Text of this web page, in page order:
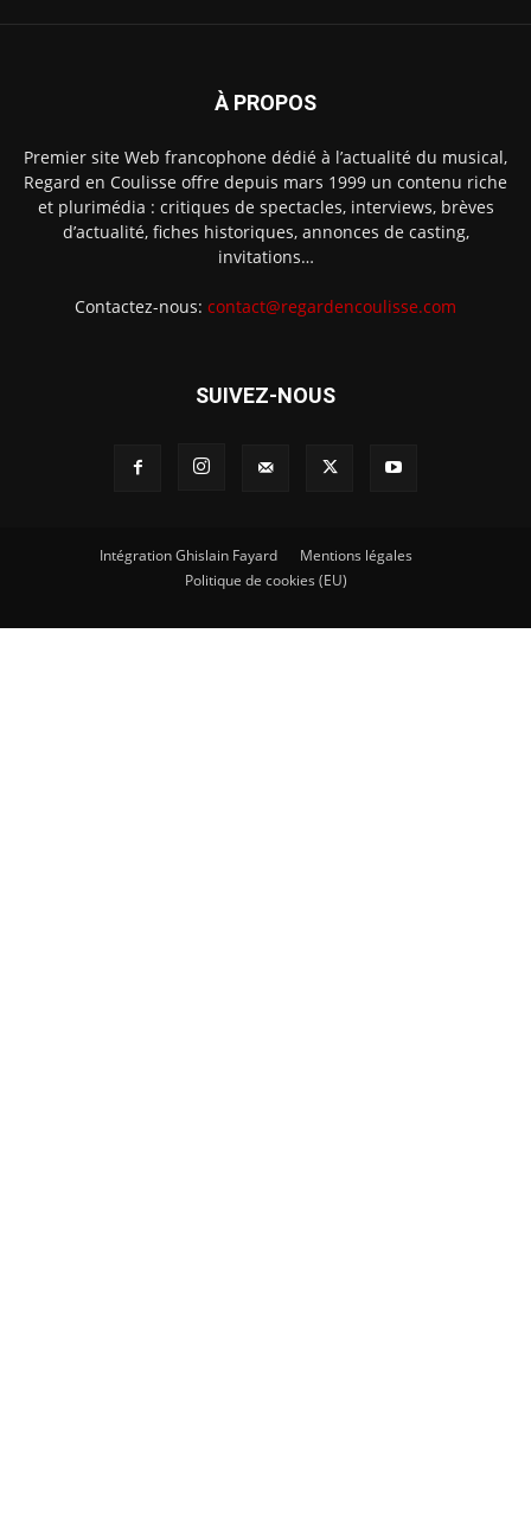
À PROPOS
Premier site Web francophone dédié à l’actualité du musical,
Regard en Coulisse offre depuis mars 1999 un contenu riche
et plurimédia : critiques de spectacles, interviews, brèves
d’actualité, fiches historiques, annonces de casting,
invitations…
Contactez-nous: contact@regardencoulisse.com
SUIVEZ-NOUS
Intégration Ghislain Fayard
Mentions légales
Politique de cookies (EU)